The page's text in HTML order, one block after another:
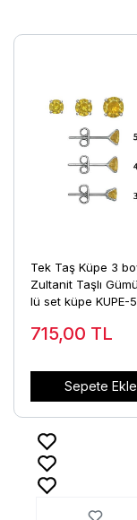
Tek Taş Küpe 3
Zultanit Taşlı
lü set küpe KUPE-
715,00 TL
Sepete Ekle